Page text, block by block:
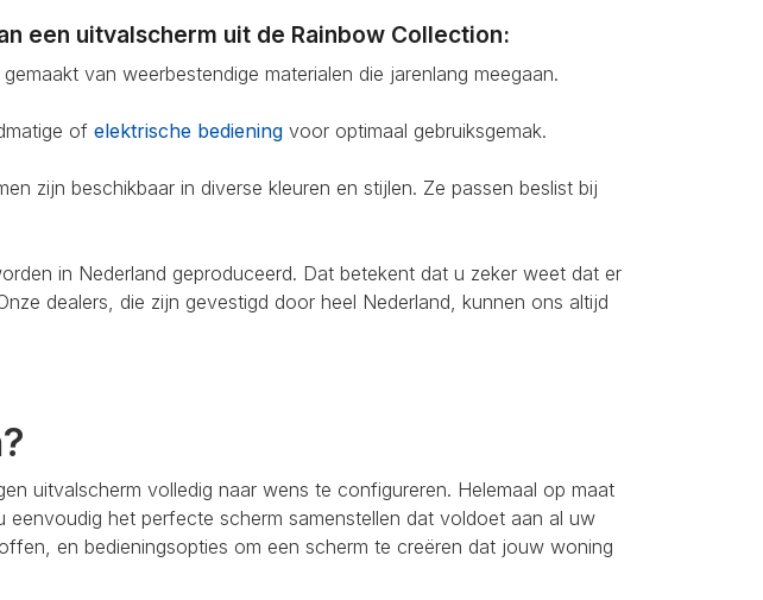
een uitvalscherm uit de Rainbow Collection:
van weerbestendige materialen die jarenlang meegaan.
of elektrische bediening voor optimaal gebruiksgemak.
zijn beschikbaar in diverse kleuren en stijlen. Ze passen beslist bij
in Nederland geproduceerd. Dat betekent dat u zeker weet dat er
dealers, die zijn gevestigd door heel Nederland, kunnen ons altijd
uitvalscherm volledig naar wens te configureren. Helemaal op maat
eenvoudig het perfecte scherm samenstellen dat voldoet aan al uw
en bedieningsopties om een scherm te creëren dat jouw woning